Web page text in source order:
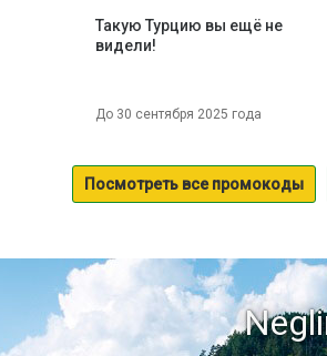
Такую Турцию вы ещё не
видели!
До 30 сентября 2025 года
Посмотреть все промокоды